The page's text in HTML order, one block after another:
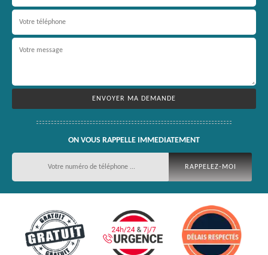
ON VOUS RAPPELLE IMMEDIATEMENT